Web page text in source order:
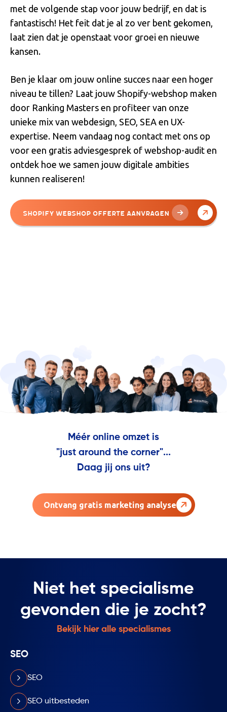
met de volgende stap voor jouw bedrijf, en dat is
fantastisch! Het feit dat je al zo ver bent gekomen,
laat zien dat je openstaat voor groei en nieuwe
kansen.
Ben je klaar om jouw online succes naar een hoger
niveau te tillen? Laat jouw Shopify-webshop maken
door Ranking Masters en profiteer van onze
unieke mix van webdesign, SEO, SEA en UX-
expertise. Neem vandaag nog contact met ons op
voor een gratis adviesgesprek of webshop-audit en
ontdek hoe we samen jouw digitale ambities
kunnen realiseren!
Shopify Webshop Offerte Aanvragen
Méér online omzet is
"just around the corner"...
Daag jij ons uit?
Ontvang gratis marketing analyse
Niet het specialisme
gevonden die je zocht?
Bekijk hier alle specialismes
SEO
SEO
SEO uitbesteden